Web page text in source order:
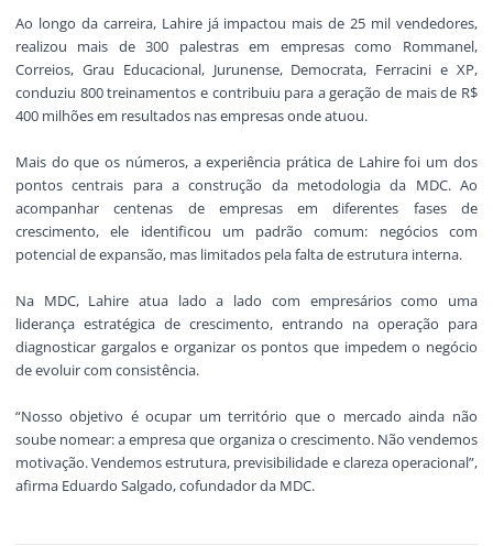
Ao longo da carreira, Lahire já impactou mais de 25 mil vendedores,
realizou mais de 300 palestras em empresas como Rommanel,
Correios, Grau Educacional, Jurunense, Democrata, Ferracini e XP,
conduziu 800 treinamentos e contribuiu para a geração de mais de R$
400 milhões em resultados nas empresas onde atuou.
Mais do que os números, a experiência prática de Lahire foi um dos
pontos centrais para a construção da metodologia da MDC. Ao
acompanhar centenas de empresas em diferentes fases de
crescimento, ele identificou um padrão comum: negócios com
potencial de expansão, mas limitados pela falta de estrutura interna.
Na MDC, Lahire atua lado a lado com empresários como uma
liderança estratégica de crescimento, entrando na operação para
diagnosticar gargalos e organizar os pontos que impedem o negócio
de evoluir com consistência.
“Nosso objetivo é ocupar um território que o mercado ainda não
soube nomear: a empresa que organiza o crescimento. Não vendemos
motivação. Vendemos estrutura, previsibilidade e clareza operacional”,
afirma Eduardo Salgado, cofundador da MDC.